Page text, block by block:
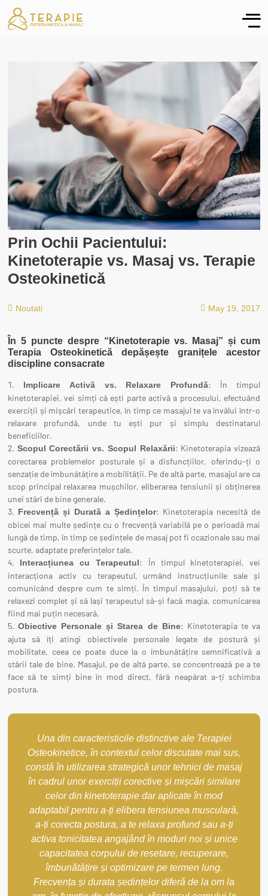
Prin Ochii Pacientului:
Kinetoterapie vs. Masaj vs. Terapie
Osteokinetică
Noutati May 19, 2017
În 5 puncte despre “Kinetoterapie vs. Masaj” și cum
Terapia Osteokinetică depășește granițele acestor
discipline consacrate
Implicare Activă vs. Relaxare Profundă: În timpul
kinetoterapiei, vei simți că ești parte activă a procesului, efectuând
exerciții și mișcări terapeutice, în timp ce masajul te va învălui într-o
relaxare profundă, unde tu ești pur și simplu destinatarul
beneficiilor.
Scopul Corectării vs. Scopul Relaxării: Kinetoterapia vizează
corectarea problemelor posturale și a disfuncțiilor, oferindu-ți o
senzație de îmbunătățire a mobilității. Pe de altă parte, masajul are ca
scop principal relaxarea mușchilor, eliberarea tensiunii și obținerea
unei stări de bine generale.
Frecvență și Durată a Ședințelor: Kinetoterapia necesită de
obicei mai multe ședințe cu o frecvență variabilă pe o perioadă mai
lungă de timp, în timp ce ședințele de masaj pot fi ocazionale sau mai
scurte, adaptate preferințelor tale.
Interacțiunea cu Terapeutul: În timpul kinetoterapiei, vei
interacționa activ cu terapeutul, urmând instrucțiunile sale și
comunicând despre cum te simți. În timpul masajului, poți să te
relaxezi complet și să lași terapeutul să-și facă magia, comunicarea
fiind mai puțin necesară.
Obiective Personale și Starea de Bine: Kinetoterapia te va
ajuta să îți atingi obiectivele personale legate de postură și
mobilitate, ceea ce poate duce la o îmbunătățire semnificativă a
stării tale de bine. Masajul, pe de altă parte, se concentrează pe a te
face să te simți bine în mod direct, fără neapărat a-ți schimba
postura.
Una din caracteristicile distinctive ale Terapiei
Osteokinetice, în contextul celor discutate mai sus,
constă în utilizarea strategică unor tehnici de masaj
în cadrul unor exerciții corective și mișcări similare
celor din kinetoterapie dar aplicate în mod
adaptabil pentru a-ți elibera tensiunea musculară,
a-ți corecta postura, a te relaxa profund sau a-ți
activa tonicitatea angajând în moduri noi și unice
capacitatea corpului de resetare, recuperare,
îmbunătățire și optimizare pe termen lung.
Frecvența și durata ședințelor diferă de la om la